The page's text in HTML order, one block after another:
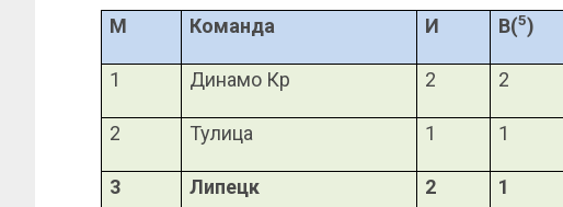
М Команда И В(5)
1 Динамо Кр 2 2
2 Тулица 1 1
3 Липецк 2 1